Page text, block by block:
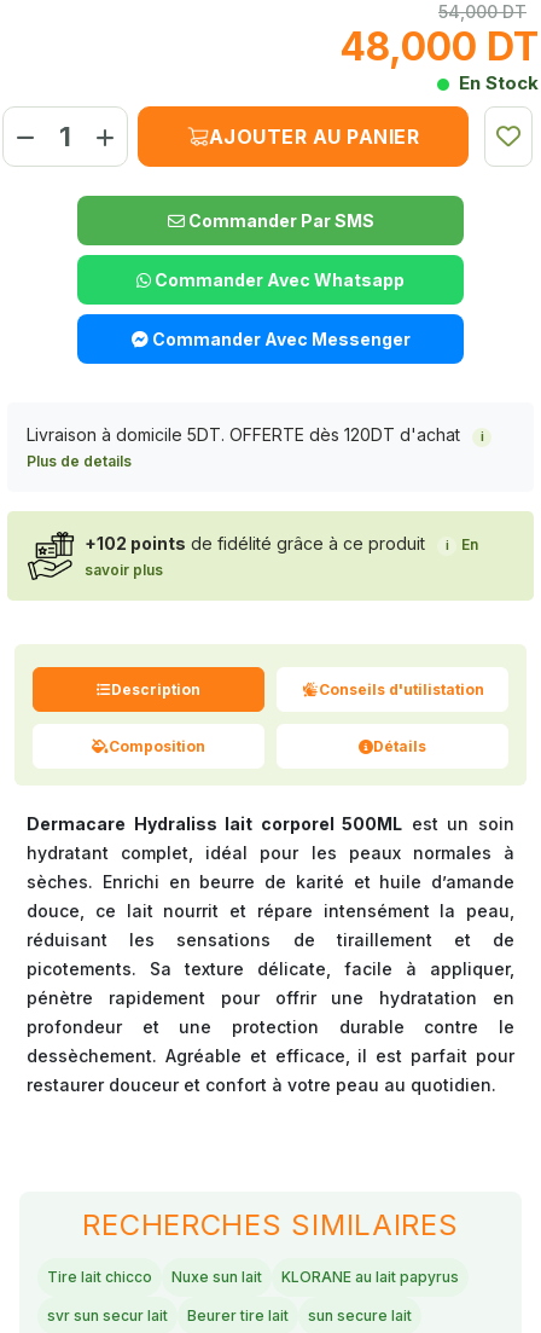
54,000 DT
48,000 DT
En Stock
AJOUTER AU PANIER
Commander Par SMS
Commander Avec Whatsapp
Commander Avec Messenger
Livraison à domicile 5DT. OFFERTE dès 120DT d'achat i
Plus de details
+102 points de fidélité grâce à ce produit i
En
savoir plus
Description Conseils d'utilistation
Composition Détails
Dermacare Hydraliss lait corporel 500ML est un soin
hydratant complet, idéal pour les peaux normales à
sèches. Enrichi en beurre de karité et huile d’amande
douce, ce lait nourrit et répare intensément la peau,
réduisant les sensations de tiraillement et de
picotements. Sa texture délicate, facile à appliquer,
pénètre rapidement pour offrir une hydratation en
profondeur et une protection durable contre le
dessèchement. Agréable et efficace, il est parfait pour
restaurer douceur et confort à votre peau au quotidien.
RECHERCHES SIMILAIRES
Tire lait chicco Nuxe sun lait KLORANE au lait papyrus
svr sun secur lait Beurer tire lait sun secure lait